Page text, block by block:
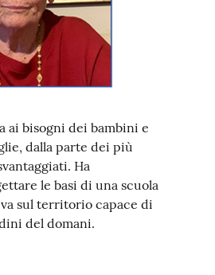
ai bisogni dei bambini e
dalla parte dei più
Ha
le basi di una scuola
sul territorio capace di
del domani.